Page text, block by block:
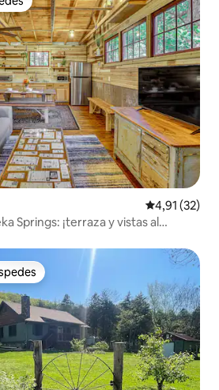
Calificación
4,91 (32)
Springs: ¡terraza y vistas al
más destacados